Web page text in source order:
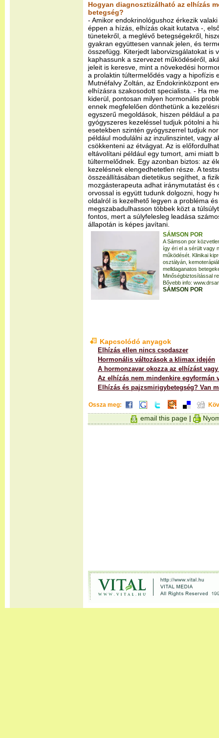
Hogyan diagnosztizálható az elhízás
betegség?
- Amikor endokrinológushoz érkezik
éppen a hízás, elhízás okait kutatva -,
tünetekről, a meglévő betegségekről,
gyakran együttesen vannak jelen, és
összefügg. Kiterjedt laborvizsgálatokat is
kaphassunk a szervezet működéséről,
jeleit is keresve, mint a növekedési
a prolaktin túltermelődés vagy a hipofízis
Mutnéfalvy Zoltán, az Endokrinközpont
elhízásra szakosodott specialista. - Ha
kiderül, pontosan milyen hormonális
ennek megfelelően dönthetünk a
egyszerű megoldások, hiszen például a
gyógyszeres kezeléssel tudjuk pótolni a
esetekben szintén gyógyszerrel tudjuk
például modulálni az inzulinszintet, vagy
csökkenteni az étvágyat. Az is
eltávolítani például egy tumort, ami miatt
túltermelődnek. Egy azonban biztos: az
kezelésnek elengedhetetlen része. A
összeállításában dietetikus segíthet, a
mozgásterapeuta adhat iránymutatást és
orvossal is együtt tudunk dolgozni, hogy
oldalról is kezelhető legyen a probléma
megszabadulhasson többek közt a
fontos, mert a súlyfelesleg leadása
állapotán is képes javítani.
SÁMSON POR
A Sámson por
így éri el a sérült vagy
működését. Klinikai
osztályán,
melldaganatos
Minőségbiztosítással
Bővebb info:
SÁMSON POR
Kapcsolódó anyagok
Elhízás ellen nincs csodaszer
Hormonális változások a klimax idején
A hormonzavar okozza az elhízást
Az elhízás nem mindenkire egyformán
Elhízás és pajzsmirigybetegség? Van
Ossza meg:
email this page |